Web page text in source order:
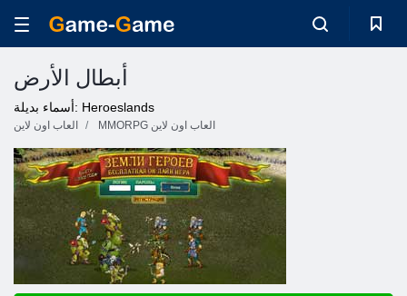
أبطال الأرض
أسماء بديلة: Heroeslands
العاب اون لاين MMORPG العاب اون لاين